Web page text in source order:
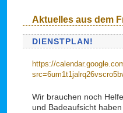
Aktuelles aus dem
DIENSTPLAN!
https://
Wir brauchen noch
und Badeaufsicht